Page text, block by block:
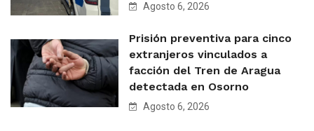
Agosto 6, 2026
Prisión preventiva para cinco
extranjeros vinculados a
facción del Tren de Aragua
detectada en Osorno
Agosto 6, 2026